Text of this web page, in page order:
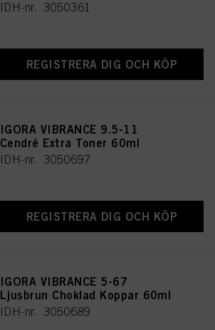
IDH-nr. 3050361
REGISTRERA DIG OCH KÖP
IGORA VIBRANCE 9.5-11
Cendré Extra Toner 60ml
IDH-nr. 3050697
REGISTRERA DIG OCH KÖP
IGORA VIBRANCE 5-67
Ljusbrun Choklad Koppar 60ml
IDH-nr. 3050689